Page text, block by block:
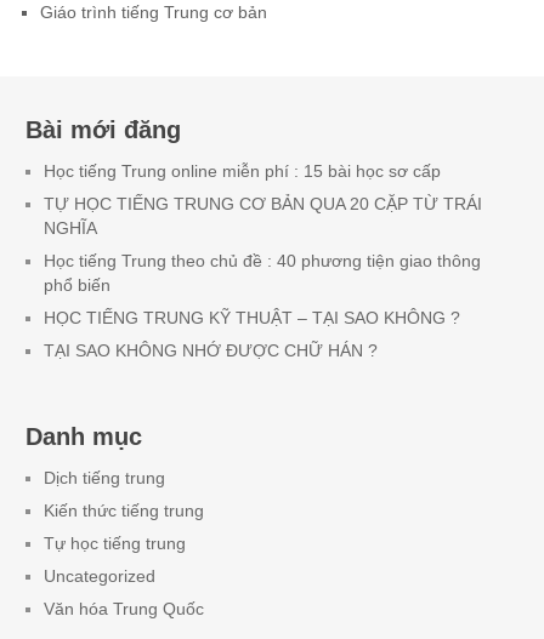
Giáo trình tiếng Trung cơ bản
Bài mới đăng
Học tiếng Trung online miễn phí : 15 bài học sơ cấp
TỰ HỌC TIẾNG TRUNG CƠ BẢN QUA 20 CẶP TỪ TRÁI
NGHĨA
Học tiếng Trung theo chủ đề : 40 phương tiện giao thông
phổ biến
HỌC TIẾNG TRUNG KỸ THUẬT – TẠI SAO KHÔNG ?
TẠI SAO KHÔNG NHỚ ĐƯỢC CHỮ HÁN ?
Danh mục
Dịch tiếng trung
Kiến thức tiếng trung
Tự học tiếng trung
Uncategorized
Văn hóa Trung Quốc